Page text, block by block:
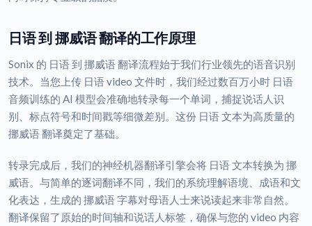
日语 到 挪威语 翻译的工作原理
Sonix 的 日语 到 挪威语 翻译流程始于我们行业领先的语音识别
技术。当您上传 日语 video 文件时，我们经过数百万小时 日语
音频训练的 AI 模型会准确地转录每一个单词，捕捉说话人识
别、标点符号和时间戳等细微差别。这份 日语 文本为高质量的
挪威语 翻译奠定了基础。
转录完成后，我们的神经机器翻译引擎会将 日语 文本转换为 挪
威语。与简单的逐词翻译不同，我们的系统理解语境、成语和文
化表达，生成的 挪威语 字幕对母语人士来说读起来非常自然。
翻译保留了原始的时间轴和说话人标签，确保与您的 video 内容